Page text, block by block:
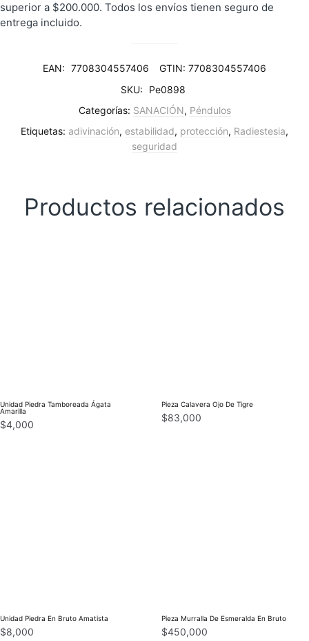
superior a $200.000. Todos los envíos tienen seguro de
entrega incluido.
EAN: 7708304557406
GTIN: 7708304557406
SKU:
Pe0898
Categorías: SANACIÓN, Péndulos
Etiquetas: adivinación, estabilidad, protección, Radiestesia,
seguridad
Productos relacionados
Unidad Piedra Tamboreada Ágata
Amarilla
$4,000
Pieza Calavera Ojo De Tigre
$83,000
Unidad Piedra En Bruto Amatista
$8,000
Pieza Murralla De Esmeralda En Bruto
$450,000